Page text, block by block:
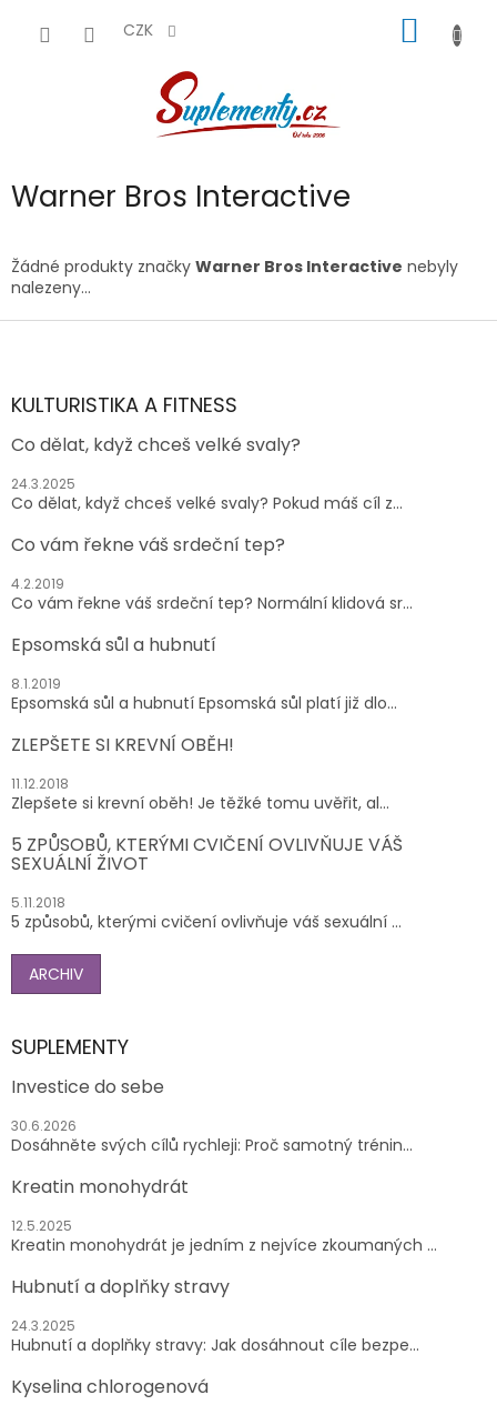
CZK
KOŠÍK
Warner Bros Interactive
Žádné produkty značky Warner Bros Interactive nebyly
nalezeny...
Z
aKULTURISTIKA A FITNESS
Co dělat, když chceš velké svaly?
24.3.2025
Co dělat, když chceš velké svaly? Pokud máš cíl z...
Co vám řekne váš srdeční tep?
4.2.2019
Co vám řekne váš srdeční tep? Normální klidová sr...
Epsomská sůl a hubnutí
8.1.2019
Epsomská sůl a hubnutí Epsomská sůl platí již dlo...
ZLEPŠETE SI KREVNÍ OBĚH!
11.12.2018
Zlepšete si krevní oběh! Je těžké tomu uvěřit, al...
5 ZPŮSOBŮ, KTERÝMI CVIČENÍ OVLIVŇUJE VÁŠ
SEXUÁLNÍ ŽIVOT
5.11.2018
5 způsobů, kterými cvičení ovlivňuje váš sexuální ...
ARCHIV
SUPLEMENTY
Investice do sebe
30.6.2026
Dosáhněte svých cílů rychleji: Proč samotný trénin...
Kreatin monohydrát
12.5.2025
Kreatin monohydrát je jedním z nejvíce zkoumaných ...
Hubnutí a doplňky stravy
24.3.2025
Hubnutí a doplňky stravy: Jak dosáhnout cíle bezpe...
Kyselina chlorogenová